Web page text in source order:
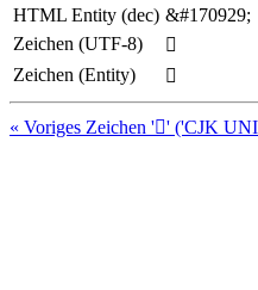
HTML Entity (dec) &#170929;
Zeichen (UTF-8)
𩮱
Zeichen (Entity)
𩮱
« Voriges Zeichen '𩮰' ('CJK